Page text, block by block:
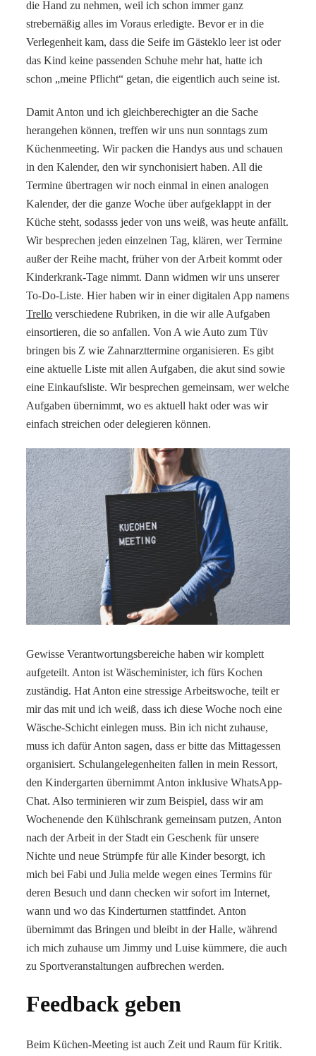
die Hand zu nehmen, weil ich schon immer ganz
strebernäßig alles im Voraus erledigte. Bevor er in die
Verlegenheit kam, dass die Seife im Gästeklo leer ist oder
das Kind keine passenden Schuhe mehr hat, hatte ich
schon „meine Pflicht“ getan, die eigentlich auch seine ist.
Damit Anton und ich gleichberechigter an die Sache
herangehen können, treffen wir uns nun sonntags zum
Küchenmeeting. Wir packen die Handys aus und schauen
in den Kalender, den wir synchonisiert haben. All die
Termine übertragen wir noch einmal in einen analogen
Kalender, der die ganze Woche über aufgeklappt in der
Küche steht, sodasss jeder von uns weiß, was heute anfällt.
Wir besprechen jeden einzelnen Tag, klären, wer Termine
außer der Reihe macht, früher von der Arbeit kommt oder
Kinderkrank-Tage nimmt. Dann widmen wir uns unserer
To-Do-Liste. Hier haben wir in einer digitalen App namens
Trello verschiedene Rubriken, in die wir alle Aufgaben
einsortieren, die so anfallen. Von A wie Auto zum Tüv
bringen bis Z wie Zahnarzttermine organisieren. Es gibt
eine aktuelle Liste mit allen Aufgaben, die akut sind sowie
eine Einkaufsliste. Wir besprechen gemeinsam, wer welche
Aufgaben übernimmt, wo es aktuell hakt oder was wir
einfach streichen oder delegieren können.
Gewisse Verantwortungsbereiche haben wir komplett
aufgeteilt. Anton ist Wäscheminister, ich fürs Kochen
zuständig. Hat Anton eine stressige Arbeitswoche, teilt er
mir das mit und ich weiß, dass ich diese Woche noch eine
Wäsche-Schicht einlegen muss. Bin ich nicht zuhause,
muss ich dafür Anton sagen, dass er bitte das Mittagessen
organisiert. Schulangelegenheiten fallen in mein Ressort,
den Kindergarten übernimmt Anton inklusive WhatsApp-
Chat. Also terminieren wir zum Beispiel, dass wir am
Wochenende den Kühlschrank gemeinsam putzen, Anton
nach der Arbeit in der Stadt ein Geschenk für unsere
Nichte und neue Strümpfe für alle Kinder besorgt, ich
mich bei Fabi und Julia melde wegen eines Termins für
deren Besuch und dann checken wir sofort im Internet,
wann und wo das Kinderturnen stattfindet. Anton
übernimmt das Bringen und bleibt in der Halle, während
ich mich zuhause um Jimmy und Luise kümmere, die auch
zu Sportveranstaltungen aufbrechen werden.
Feedback geben
Beim Küchen-Meeting ist auch Zeit und Raum für Kritik.